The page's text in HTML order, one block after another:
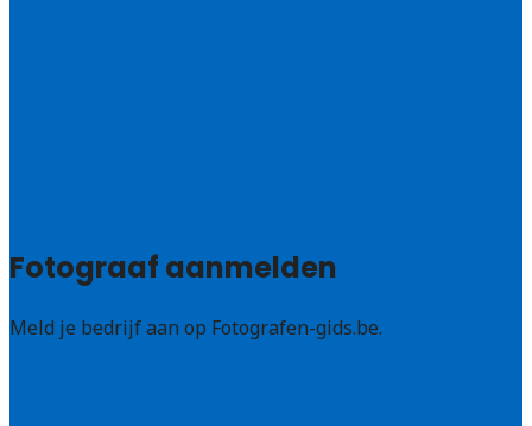
Fotograaf aanmelden
Meld je bedrijf aan op Fotografen-gids.be.